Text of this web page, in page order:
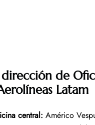
de
Latam
central: Américo